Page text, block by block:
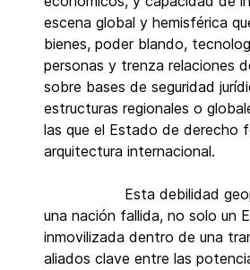
escena global y hemisférica
bienes, poder blando,
personas y trenza relaciones
sobre bases de seguridad
estructuras regionales o
las que el Estado de derecho
arquitectura
Esta debilidad
una nación fallida, no solo un
inmovilizada dentro de una
aliados clave entre las